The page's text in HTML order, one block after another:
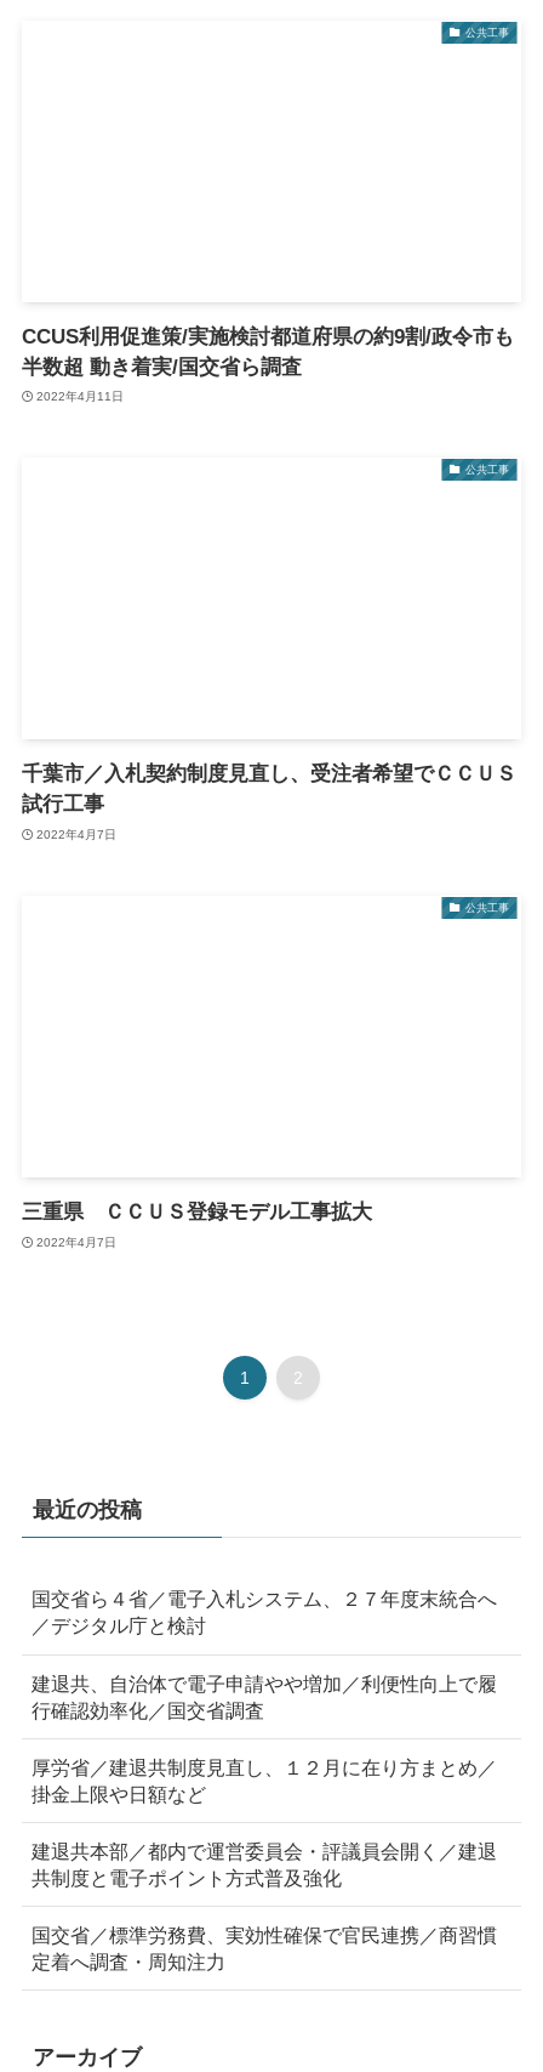
公共工事
CCUS利用促進策/実施検討都道府県の約9割/政令市も
半数超 動き着実/国交省ら調査
2022年4月11日
公共工事
千葉市／入札契約制度見直し、受注者希望でＣＣＵＳ
試行工事
2022年4月7日
公共工事
三重県 ＣＣＵＳ登録モデル工事拡大
2022年4月7日
1 2
最近の投稿
国交省ら４省／電子入札システム、２７年度末統合へ
／デジタル庁と検討
建退共、自治体で電子申請やや増加／利便性向上で履
行確認効率化／国交省調査
厚労省／建退共制度見直し、１２月に在り方まとめ／
掛金上限や日額など
建退共本部／都内で運営委員会・評議員会開く／建退
共制度と電子ポイント方式普及強化
国交省／標準労務費、実効性確保で官民連携／商習慣
定着へ調査・周知注力
アーカイブ